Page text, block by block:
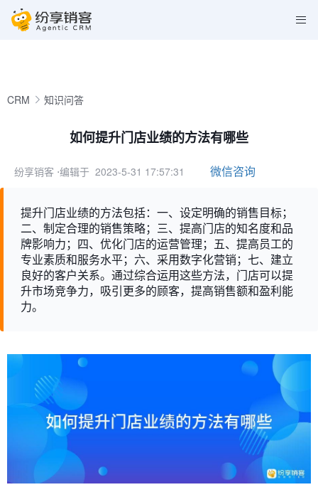
CRM 知识问答
如何提升门店业绩的方法有哪些
纷享销客 ⋅编辑于 2023-5-31 17:57:31 微信咨询
提升门店业绩的方法包括：一、设定明确的销售目标；
二、制定合理的销售策略；三、提高门店的知名度和品
牌影响力；四、优化门店的运营管理；五、提高员工的
专业素质和服务水平；六、采用数字化营销；七、建立
良好的客户关系。通过综合运用这些方法，门店可以提
升市场竞争力，吸引更多的顾客，提高销售额和盈利能
力。